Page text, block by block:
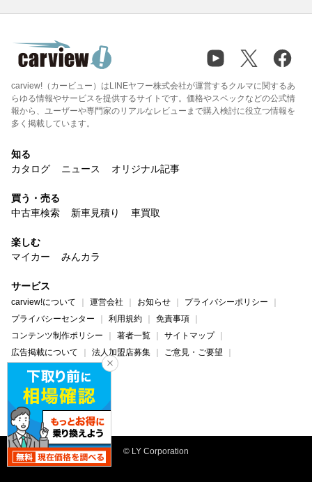
carview!（カービュー）はLINEヤフー株式会社が運営するクルマに関するあ
らゆる情報やサービスを提供するサイトです。価格やスペックなどの公式情
報から、ユーザーや専門家のリアルなレビューまで購入検討に役立つ情報を
多く掲載しています。
知る
カタログ
ニュース オリジナル記事
買う・売る
中古車検索
新車見積り 車買取
楽しむ
マイカー
みんカラ
サービス
carview!について 運営会社 お知らせ
プライバシーポリシー
プライバシーセンター
利用規約
免責事項
コンテンツ制作ポリシー
著者一覧
サイトマップ
広告掲載について
法人加盟店募集
ご意見・ご要望
ヘルプ・お問い合わせ
carview! Yahoo! JAPAN
© LY Corporation